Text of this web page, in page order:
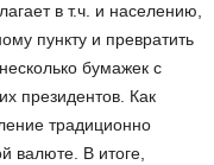
в т.ч. и населению,
пункту и превратить
бумажек с
президентов. Как
традиционно
валюте. В итоге,